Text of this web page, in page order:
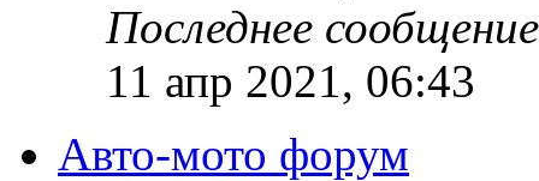
Последнее сообщение
11 апр 2021, 06:43
Авто-мото форум